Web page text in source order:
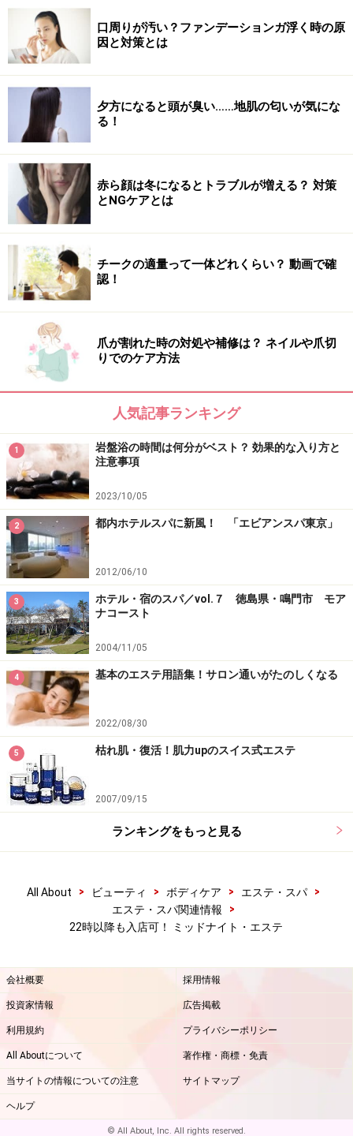
口周りが汚い？ファンデーションガ浮く時の原
因と対策とは
夕方になると頭が臭い……地肌の匂いが気にな
る！
赤ら顔は冬になるとトラブルが増える？ 対策
とNGケアとは
チークの適量って一体どれくらい？ 動画で確
認！
爪が割れた時の対処や補修は？ ネイルや爪切
りでのケア方法
人気記事ランキング
1
岩盤浴の時間は何分がベスト？ 効果的な入り方と
注意事項
2023/10/05
2 都内ホテルスパに新風！ 「エビアンスパ東京」
2012/06/10
3
ホテル・宿のスパ／vol.７ 徳島県・鳴門市 モア
ナコースト
2004/11/05
4 基本のエステ用語集！サロン通いがたのしくなる
2022/08/30
5 枯れ肌・復活！肌力upのスイス式エステ
2007/09/15
ランキングをもっと見る
All About > ビューティ > ボディケア > エステ・スパ
>
エステ・スパ関連情報
>
22時以降も入店可！ ミッドナイト・エステ
会社概要 採用情報
投資家情報 広告掲載
利用規約 プライバシーポリシー
All Aboutについて 著作権・商標・免責
当サイトの情報についての注意 サイトマップ
ヘルプ
© All About, Inc. All rights reserved.